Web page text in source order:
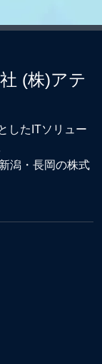
(株)アテ
したITソリュー
潟・長岡の株式